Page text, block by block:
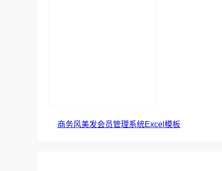
商务风美发会员管理系统Excel模板